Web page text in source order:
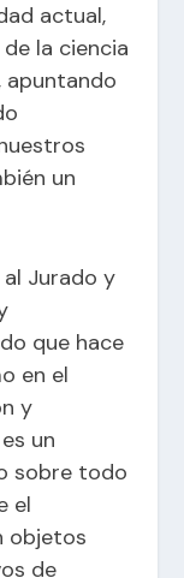
actual,
la ciencia
apuntando
un
Jurado y
que hace
en el
y
un
sobre todo
el
objetos
de